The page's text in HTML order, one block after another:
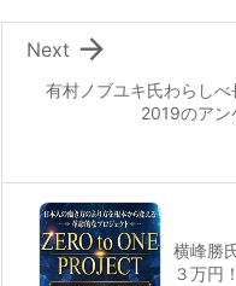
有村ノブユキ氏わらしべ
2019のアン

Next
横峰勝
３万円